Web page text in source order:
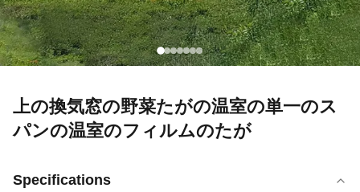
上の換気窓の野菜たがの温室の単一のス
パンの温室のフィルムのたが
Specifications